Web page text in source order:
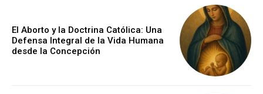
El Aborto y la Doctrina Católica: Una
Defensa Integral de la Vida Humana
desde la Concepción